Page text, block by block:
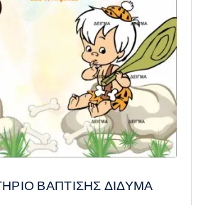
ΒΑΠΤΙΣΗΣ ΔΙΔΥΜΑ